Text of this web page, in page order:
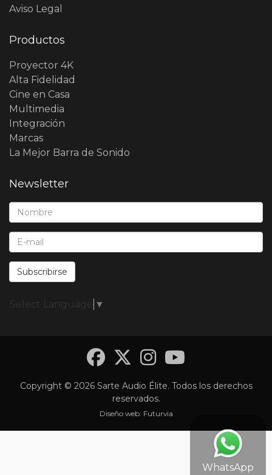
Aviso Legal
Productos
Proyector 4K
Alta Fidelidad
Cine en Casa
Multimedia
Integración
Marcas
La Mejor Barra de Sonido
Newsletter
Nombre*:
E-Mail*:
Subscribirse
Select Language ▼
Facebook
Twitter
Copyright © 2026 Sarte Audio Élite. Todos los derechos
reservados.
Diseño web: Futurvia
WhatsApp